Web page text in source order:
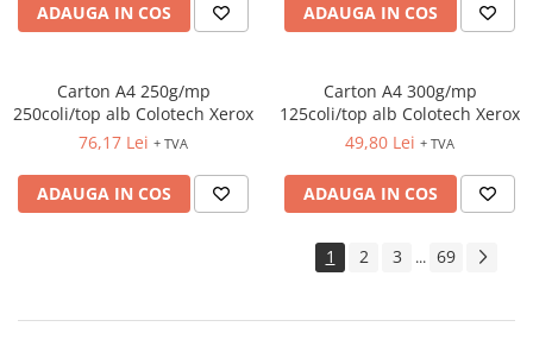
ADAUGA IN COS ADAUGA IN COS
Carton A4 250g/mp
250coli/top alb Colotech Xerox
76,17 Lei + TVA
ADAUGA IN COS
Carton A4 300g/mp
125coli/top alb Colotech Xerox
49,80 Lei + TVA
ADAUGA IN COS
1 2 3 ... 69